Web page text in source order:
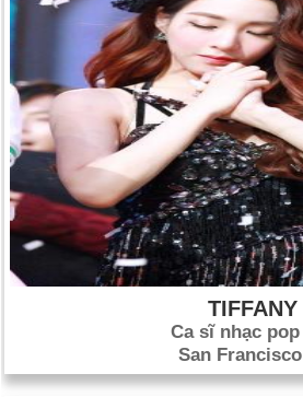
TIFFANY
Ca sĩ nhạc pop
San Francisco